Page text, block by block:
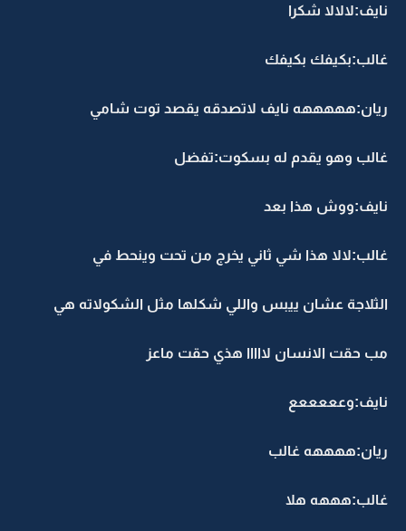
نايف:لالالا شكرا
غالب:بكيفك بكيفك
ريان:هههههه نايف لاتصدقه يقصد توت شامي
غالب وهو يقدم له بسكوت:تفضل
نايف:ووش هذا بعد
غالب:لالا هذا شي ثاني يخرج من تحت وينحط في
الثلاجة عشان ييبس واللي شكلها مثل الشكولاته هي
مب حقت الانسان لااااا هذي حقت ماعز
نايف:وعععععع
ريان:ههههه غالب
غالب:هههه هلا